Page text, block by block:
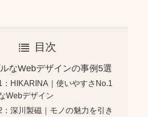
目次
なWebデザインの事例5選
：HIKARINA｜使いやすさNo.1
Webデザイン
：深川製磁｜モノの魅力を引き